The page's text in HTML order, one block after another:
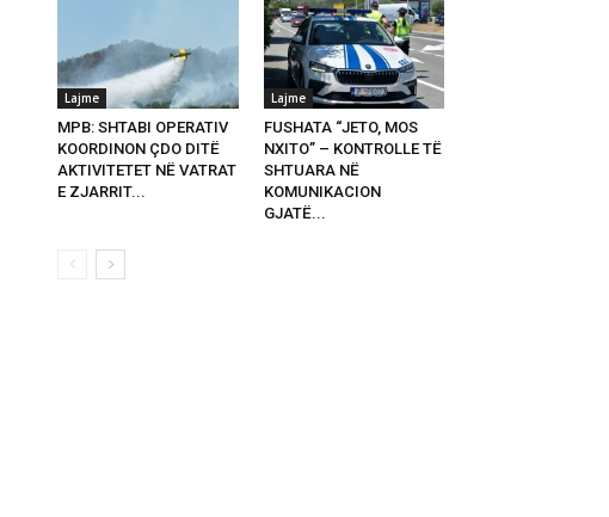
Lajme
MPB: SHTABI OPERATIV
KOORDINON ÇDO DITË
AKTIVITETET NË VATRAT
E ZJARRIT...
Lajme
FUSHATA “JETO, MOS
NXITO” – KONTROLLE TË
SHTUARA NË
KOMUNIKACION
GJATË...